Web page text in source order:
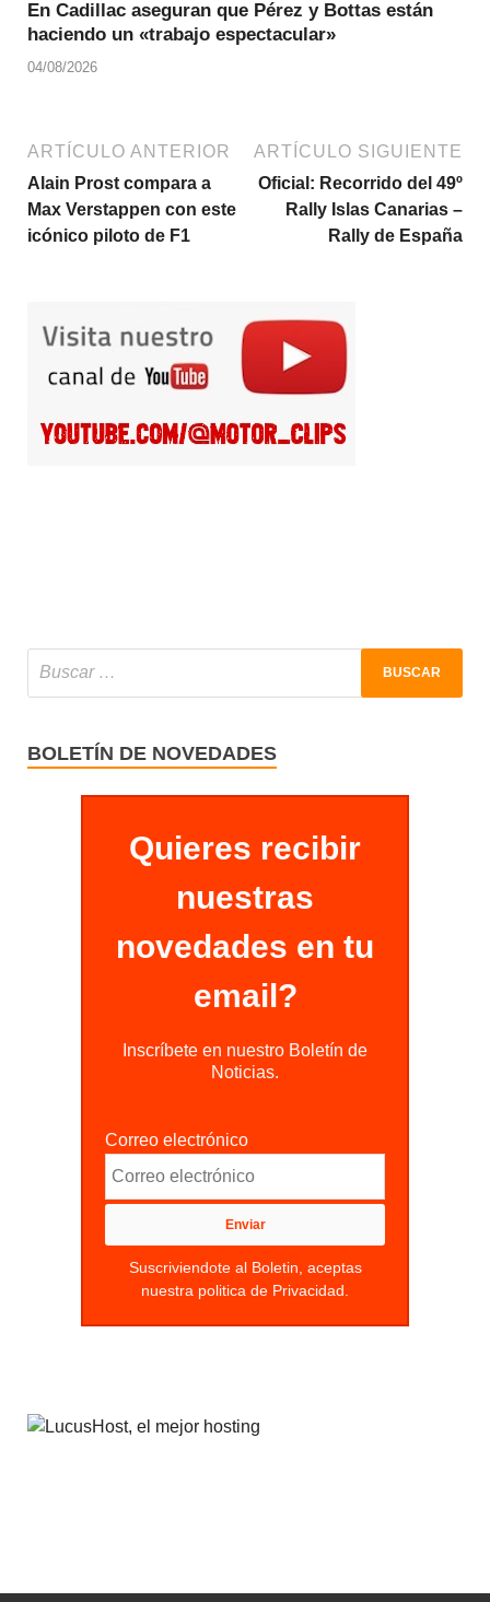
En Cadillac aseguran que Pérez y Bottas están
haciendo un «trabajo espectacular»
04/08/2026
ARTÍCULO ANTERIOR
Alain Prost compara a
Max Verstappen con este
icónico piloto de F1
ARTÍCULO SIGUIENTE
Oficial: Recorrido del 49º
Rally Islas Canarias –
Rally de España
BOLETÍN DE NOVEDADES
Quieres recibir
nuestras
novedades en tu
email?
Inscríbete en nuestro Boletín de
Noticias.
Correo electrónico
Suscriviendote al Boletin, aceptas
nuestra politica de Privacidad.